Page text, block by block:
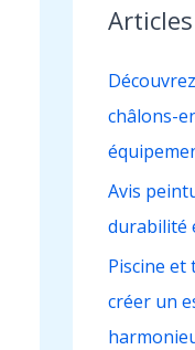
e
c
h
e
r
:
châlons-
Avis
durabilité
Piscine et
créer un